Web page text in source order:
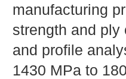
manufacturing
strength and
and profile
1430 MPa to